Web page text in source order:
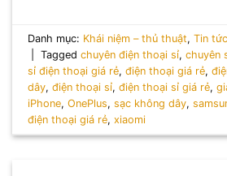
Danh mục: Khái niệm – thủ thuật,Tin tức
Taggedchuyên điện thoại sỉ,chuyên
sỉ điện thoại giá rẻ,điện thoại giá rẻ,
dây,điện thoại sỉ,điện thoại sỉ giá rẻ,
iPhone,OnePlus,sạc không dây,
điện thoại giá rẻ,xiaomi